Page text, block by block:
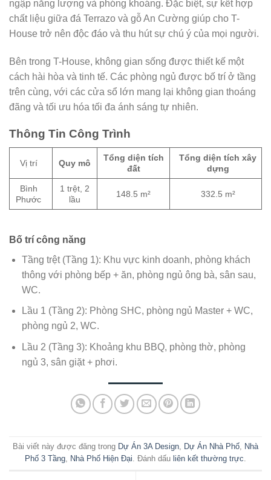
ngập năng lượng và phóng khoáng. Đặc biệt, sự kết hợp
chất liệu giữa đá Terrazo và gỗ An Cường giúp cho T-
House trở nên độc đáo và thu hút sự chú ý của mọi người.
Bên trong T-House, không gian sống được thiết kế một
cách hài hòa và tinh tế. Các phòng ngủ được bố trí ở tầng
trên cùng, với các cửa sổ lớn mang lại không gian thoáng
đãng và tối ưu hóa tối đa ánh sáng tự nhiên.
Thông Tin Công Trình
Vị trí Quy mô
Tổng diện tích
đất
Tổng diện tích xây
dựng
Bình
Phước
1 trệt, 2
lầu
148.5 m² 332.5 m²
Bố trí công năng
Tầng trệt (Tầng 1): Khu vực kinh doanh, phòng khách
thông với phòng bếp + ăn, phòng ngủ ông bà, sân sau,
WC.
Lầu 1 (Tầng 2): Phòng SHC, phòng ngủ Master + WC,
phòng ngủ 2, WC.
Lầu 2 (Tầng 3): Khoảng khu BBQ, phòng thờ, phòng
ngủ 3, sân giặt + phơi.
Bài viết này được đăng trong Dự Án 3A Design, Dự Án Nhà Phố, Nhà
Phố 3 Tầng, Nhà Phố Hiện Đại. Đánh dấu liên kết thường trực.